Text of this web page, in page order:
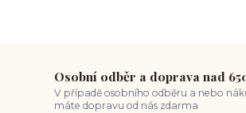
Osobní odběr a doprava nad
V případě osobního odběru a nebo
máte dopravu od nás zdarma